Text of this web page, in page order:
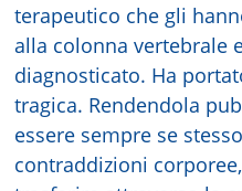
terapeutico che gli
alla colonna vertebrale
diagnosticato. Ha
tragica. Rendendola
essere sempre se
contraddizioni